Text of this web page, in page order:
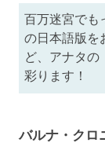
百万迷宮でも
の日本語版
ど、アナタの
彩ります！
バルナ・クロ